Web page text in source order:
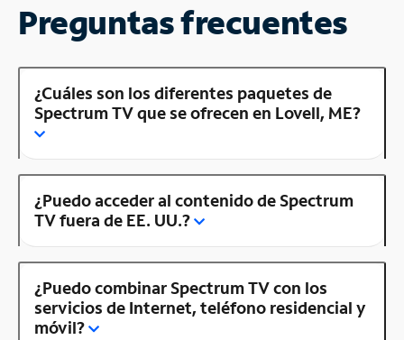
Preguntas frecuentes
¿Cuáles son los diferentes paquetes de
Spectrum TV que se ofrecen en Lovell, ME?
¿Puedo acceder al contenido de Spectrum
TV fuera de EE. UU.?
¿Puedo combinar Spectrum TV con los
servicios de Internet, teléfono residencial y
móvil?